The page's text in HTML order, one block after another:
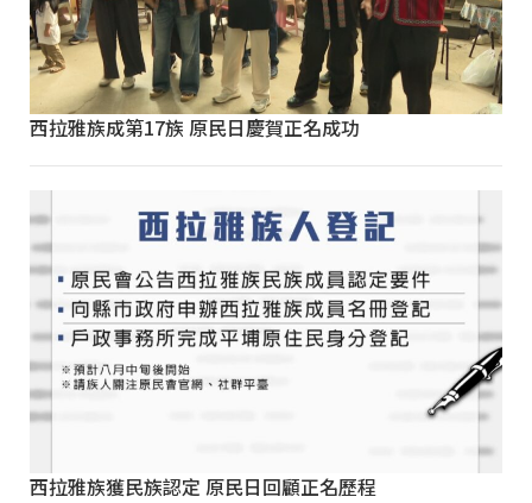
西拉雅族成第17族 原民日慶賀正名成功
西拉雅族獲民族認定 原民日回顧正名歷程